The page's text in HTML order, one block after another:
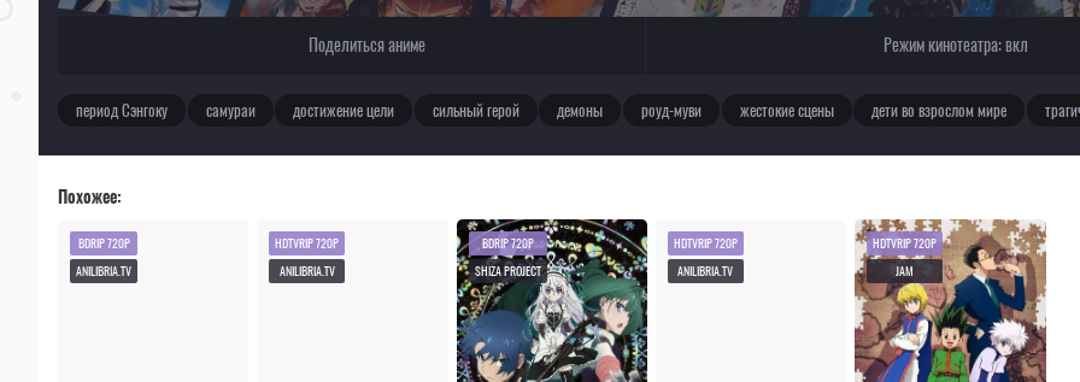
Поделиться аниме Режим кинотеатра:вкл
период Сэнгоку самураи достижение цели сильный герой демоны роуд-муви жестокие сцены дети во взрослом мире
Похожее:
BDRIP 720P
ANILIBRIA.TV
HDTVRIP 720P
ANILIBRIA.TV
BDRIP 720P
SHIZA PROJECT
HDTVRIP 720P
ANILIBRIA.TV
HDTVRIP 720P
JAM